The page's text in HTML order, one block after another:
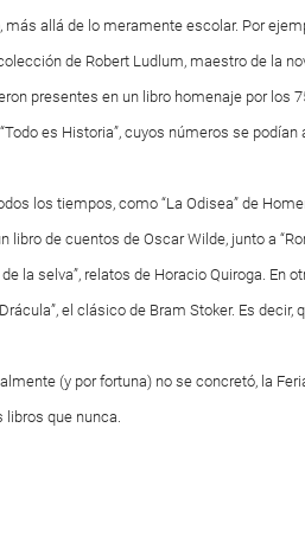
allá de lo meramente escolar. Por
de Robert Ludlum, maestro de la
presentes en un libro homenaje por los
es Historia”, cuyos números se podían
los tiempos, como “La Odisea” de
de cuentos de Oscar Wilde, junto a
la selva”, relatos de Horacio Quiroga. En
el clásico de Bram Stoker. Es decir,
(y por fortuna) no se concretó, la
libros que nunca.